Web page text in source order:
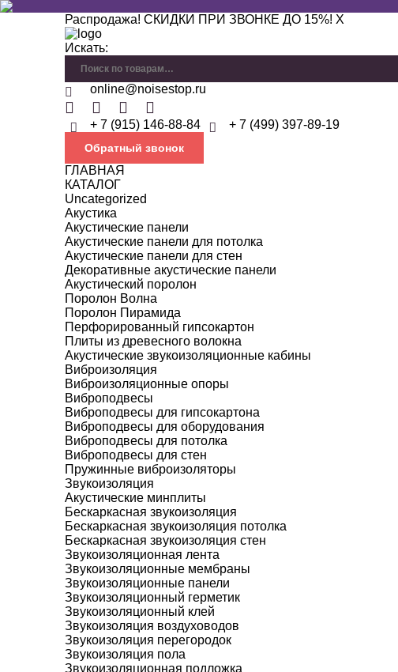
Распродажа! СКИДКИ ПРИ ЗВОНКЕ ДО 15%! X
Искать:
online@noisestop.ru
+ 7 (915) 146-88-84 + 7 (499) 397-89-19
Обратный звонок
ГЛАВНАЯ
КАТАЛОГ
Uncategorized
Акустика
Акустические панели
Акустические панели для потолка
Акустические панели для стен
Декоративные акустические панели
Акустический поролон
Поролон Волна
Поролон Пирамида
Перфорированный гипсокартон
Плиты из древесного волокна
Акустические звукоизоляционные кабины
Виброизоляция
Виброизоляционные опоры
Виброподвесы
Виброподвесы для гипсокартона
Виброподвесы для оборудования
Виброподвесы для потолка
Виброподвесы для стен
Пружинные виброизоляторы
Звукоизоляция
Акустические минплиты
Бескаркасная звукоизоляция
Бескаркасная звукоизоляция потолка
Бескаркасная звукоизоляция стен
Звукоизоляционная лента
Звукоизоляционные мембраны
Звукоизоляционные панели
Звукоизоляционный герметик
Звукоизоляционный клей
Звукоизоляция воздуховодов
Звукоизоляция перегородок
Звукоизоляция пола
Звукоизоляционная подложка